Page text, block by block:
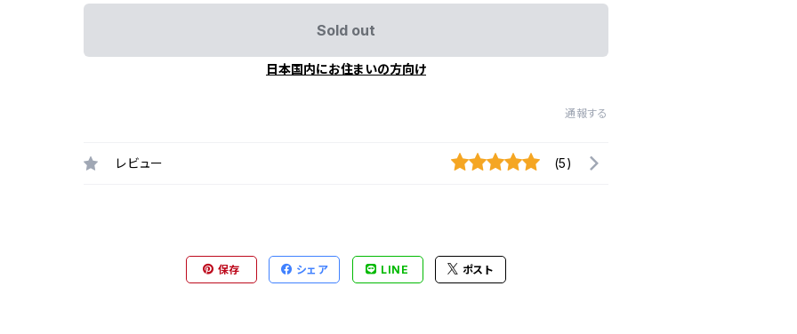
Sold out
日本国内にお住まいの方向け
通報する
レビュー (5)
保存 シェア LINE ポスト